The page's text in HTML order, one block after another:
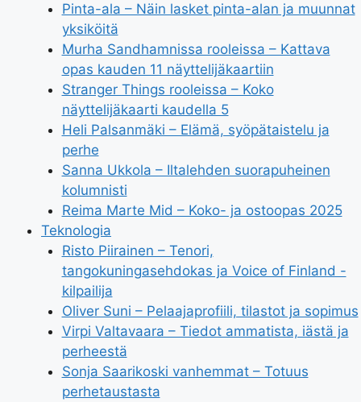
Pinta-ala – Näin lasket pinta-alan ja muunnat
yksiköitä
Murha Sandhamnissa rooleissa – Kattava
opas kauden 11 näyttelijäkaartiin
Stranger Things rooleissa – Koko
näyttelijäkaarti kaudella 5
Heli Palsanmäki – Elämä, syöpätaistelu ja
perhe
Sanna Ukkola – Iltalehden suorapuheinen
kolumnisti
Reima Marte Mid – Koko- ja ostoopas 2025
Teknologia
Risto Piirainen – Tenori,
tangokuningasehdokas ja Voice of Finland -
kilpailija
Oliver Suni – Pelaajaprofiili, tilastot ja sopimus
Virpi Valtavaara – Tiedot ammatista, iästä ja
perheestä
Sonja Saarikoski vanhemmat – Totuus
perhetaustasta